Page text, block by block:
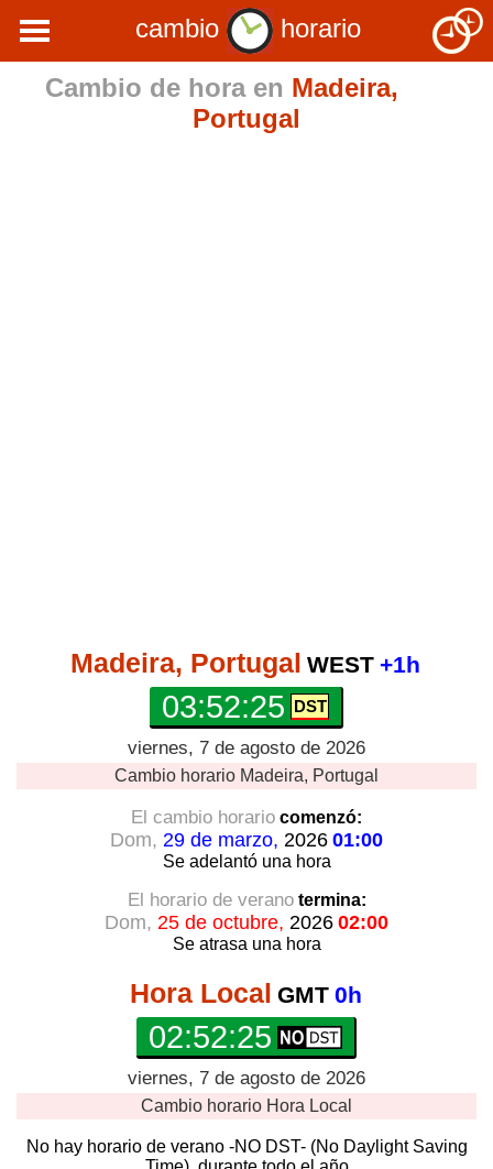
cambio
horario
Cambio de hora en Madeira,
Portugal
Madeira, Portugal WEST +1h
03:52:26
viernes, 7 de agosto de 2026
Cambio horario Madeira, Portugal
El cambio horario comenzó:
Dom, 29 de marzo, 2026 01:00
Se adelantó una hora
El horario de veranotermina:
Dom, 25 de octubre, 2026 02:00
Se atrasa una hora
Hora Local GMT 0h
02:52:26
viernes, 7 de agosto de 2026
Cambio horario Hora Local
No hay horario de verano -NO DST- (No Daylight Saving